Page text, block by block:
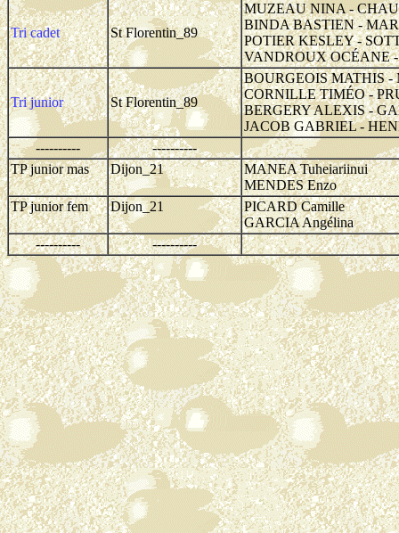
Tri cadet St Florentin_89
MUZEAU NINA -
BINDA BASTIEN -
POTIER KESLEY -
VANDROUX OCÉANE
Tri junior St Florentin_89
BOURGEOIS MATHIS
CORNILLE TIMÉO -
BERGERY ALEXIS -
JACOB GABRIEL -
----------
----------
TP junior mas
Dijon_21
MANEA Tuheiariinui
MENDES Enzo
TP junior fem
Dijon_21
PICARD Camille
GARCIA Angélina
----------
----------